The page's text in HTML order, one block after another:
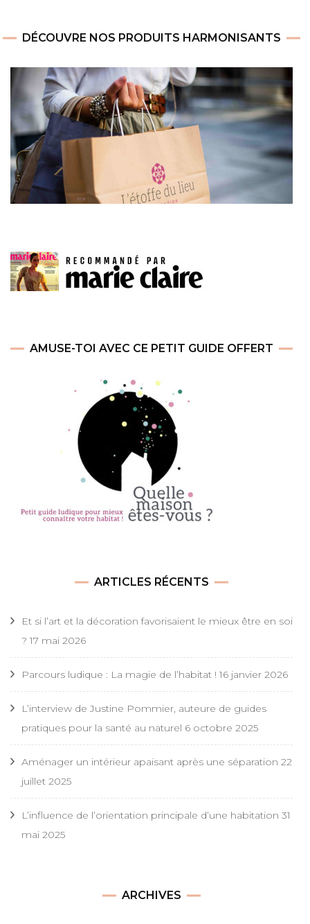
DÉCOUVRE NOS PRODUITS HARMONISANTS
AMUSE-TOI AVEC CE PETIT GUIDE OFFERT
ARTICLES RÉCENTS
Et si l’art et la décoration favorisaient le mieux être en soi
? 17 mai 2026
Parcours ludique : La magie de l’habitat ! 16 janvier 2026
L’interview de Justine Pommier, auteure de guides
pratiques pour la santé au naturel 6 octobre 2025
Aménager un intérieur apaisant après une séparation 22
juillet 2025
L’influence de l’orientation principale d’une habitation 31
mai 2025
ARCHIVES
Archives